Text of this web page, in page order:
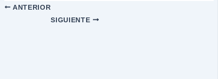
ANTERIOR
SIGUIENTE